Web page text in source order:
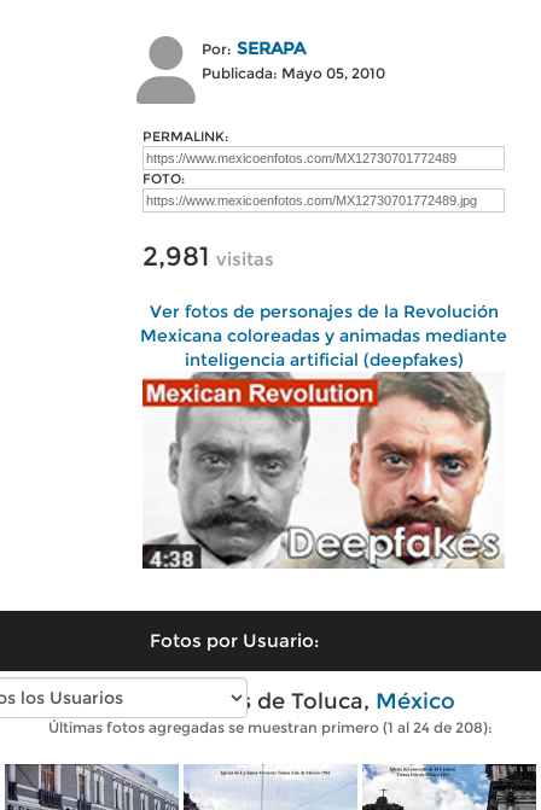
Por: SERAPA
Publicada: Mayo 05, 2010
PERMALINK:
FOTO:
2,981 visitas
Ver fotos de personajes de la Revolución
Mexicana coloreadas y animadas mediante
inteligencia artificial (deepfakes)
Fotos por Usuario:
Fotos antiguas de Toluca, México
Últimas fotos agregadas se muestran primero (1 al 24 de 208):